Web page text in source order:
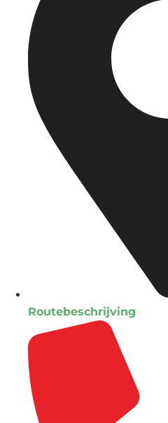
Routebeschrijving